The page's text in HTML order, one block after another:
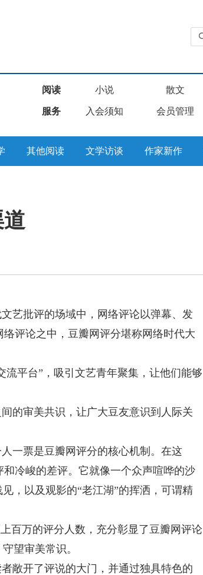
阅读 小说 散文
服务 入会须知 会员管理
其他阅读 文学访谈 作家新作
艺批评的场域中，网络评论以弹幕、发
评论之中，豆瓣网评分堪称网络时代大
流平台”，吸引文艺青年聚集，让他们能够
的审美共识，让广大豆友意识到人际关
一票是豆瓣网评分的核心机制。在这
冷峻的差评。它就像一个众声喧哗的沙
，以及观影的“老江湖”的挥洒，可谓精
百万的评分人数，充分彰显了豆瓣网评论
望审美常识。
敞开了评说的大门，并通过独具特色的